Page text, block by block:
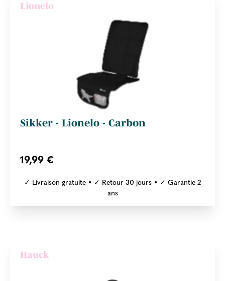
Lionelo
Sikker - Lionelo - Carbon
19,99 €
✓ Livraison gratuite • ✓ Retour 30 jours • ✓ Garantie 2
ans
Hauck